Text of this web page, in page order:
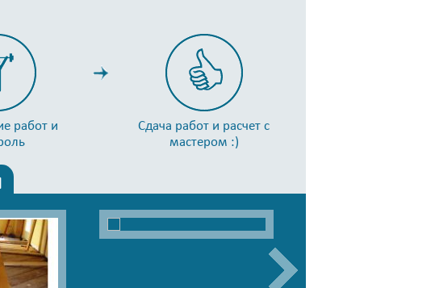
работ и
Сдача работ и расчет с
мастером :)